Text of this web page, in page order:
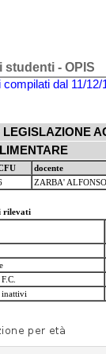
- OPIS
compilati dal 11/12/
LEGISLAZIONE
docente
ZARBA' ALFONSO
rilevati
inattivi